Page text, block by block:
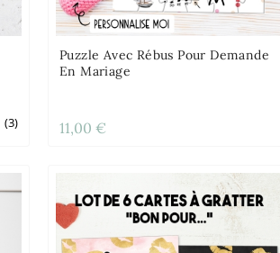
(3)
Puzzle Avec Rébus Pour Demande
En Mariage
11,00 €